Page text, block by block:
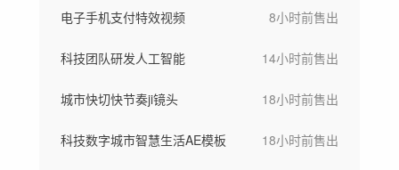
电子手机支付特效视频 8小时前售出
科技团队研发人工智能 14小时前售出
城市快切快节奏ji镜头 18小时前售出
科技数字城市智慧生活AE模板 18小时前售出